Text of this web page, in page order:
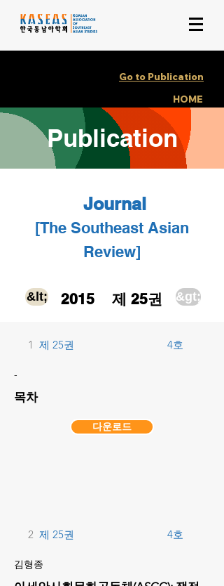
Go to Publication
HOME
Publication
Journal
[The Southeast Asian
Review]
&lt; 2015 제 25권 &gt;
1 제 25권 4호
-
목차
다운로드
2 제 25권 4호
김형종